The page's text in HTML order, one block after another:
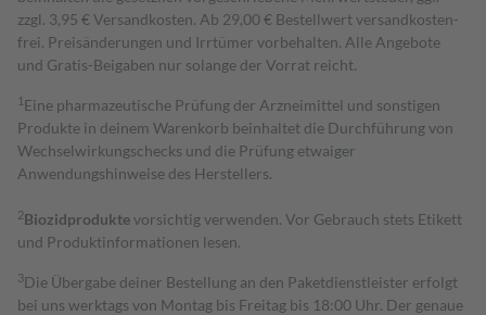
zzgl. 3,95 € Versandkosten. Ab 29,00 € Bestell­wert versand­kosten­
frei. Preisänderungen und Irrtümer vorbehalten. Alle Angebote
und Gratis-Beigaben nur solange der Vorrat reicht.
1 Eine pharmazeutische Prüfung der Arzneimittel und sonstigen
Produkte in deinem Warenkorb beinhaltet die Durchführung von
Wechselwirkungschecks und die Prüfung etwaiger
Anwendungshinweise des Herstellers.
2Biozidproduktevorsichtig verwenden. Vor Gebrauch stets Etikett
und Produktinformationen lesen.
3Die Übergabe deiner Bestellung an den Paketdienstleister erfolgt
bei uns werktags von Montag bis Freitag bis 18:00 Uhr. Der genaue